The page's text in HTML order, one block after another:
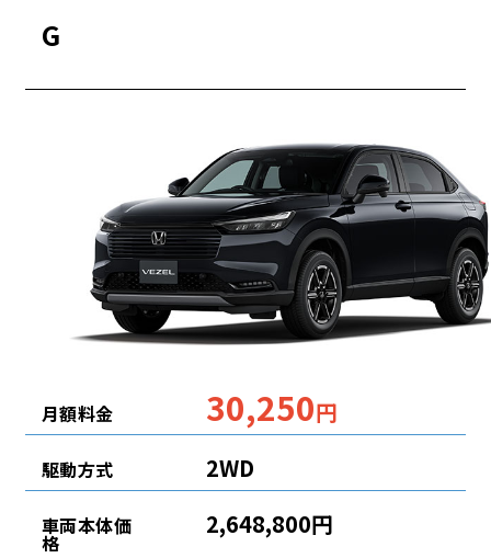
G
月額料金 30,250円
駆動方式 2WD
車両本体価
格
2,648,800円